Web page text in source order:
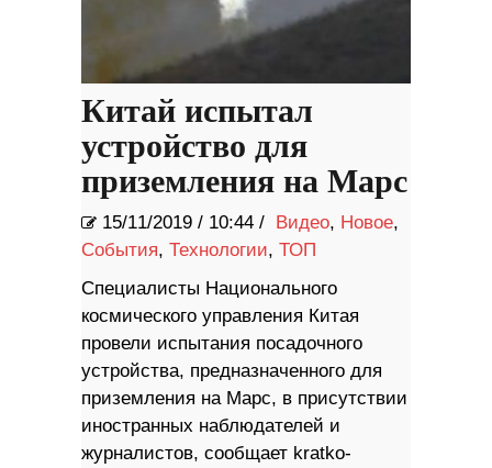
Китай испытал
устройство для
приземления на Марс
15/11/2019 / 10:44 / Видео, Новое,
События, Технологии, ТОП
Специалисты Национального
космического управления Китая
провели испытания посадочного
устройства, предназначенного для
приземления на Марс, в присутствии
иностранных наблюдателей и
журналистов, сообщает kratko-